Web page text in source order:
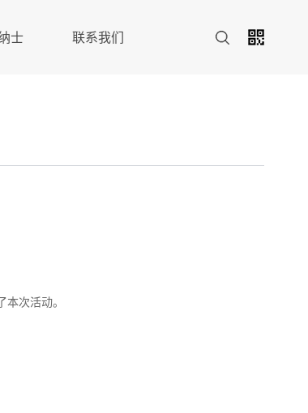
士 联系我们
次活动。